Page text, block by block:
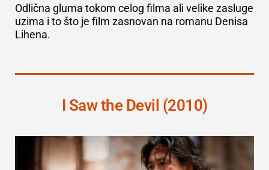
Odlična gluma tokom celog filma ali velike zasluge
uzima i to što je film zasnovan na romanu Denisa
Lihena.
I Saw the Devil (2010)